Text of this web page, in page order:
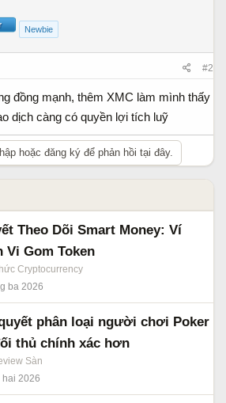
Newbie
#2
đồng mạnh, thêm XMC làm mình thấy
dịch càng có quyền lợi tích luỹ
hoặc đăng ký để phản hồi tại đây.
Theo Dõi Smart Money: Ví
Vi Gom Token
Cryptocurrency
ba 2026
phân loại người chơi Poker
thủ chính xác hơn
Sàn
hai 2026